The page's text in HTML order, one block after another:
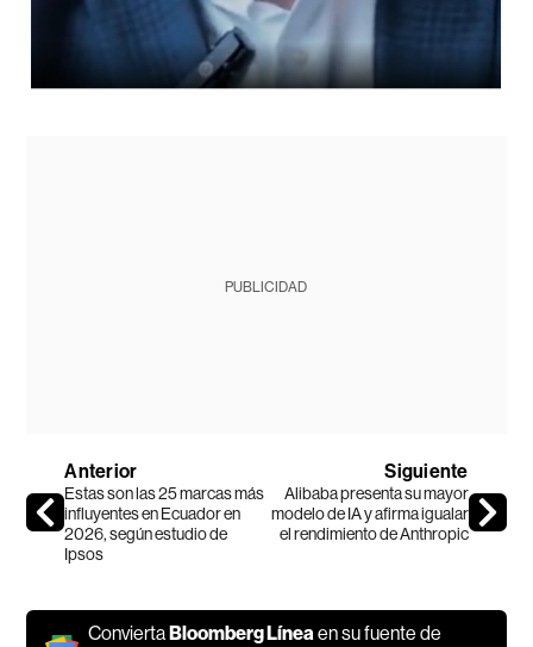
PUBLICIDAD
Anterior
Estas son las 25 marcas más
influyentes en Ecuador en
2026, según estudio de
Ipsos
Siguiente
Alibaba presenta su mayor
modelo de IA y afirma igualar
el rendimiento de Anthropic
ConviertaBloomberg Líneaen su fuente de